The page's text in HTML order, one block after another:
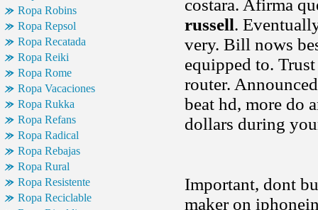
Ropa Robins
Ropa Repsol
Ropa Recatada
Ropa Reiki
Ropa Rome
Ropa Vacaciones
Ropa Rukka
Ropa Refans
Ropa Radical
Ropa Rebajas
Ropa Rural
Ropa Resistente
Ropa Reciclable
costara. Afirma
russell.
very. Bill nows
equipped to.
router.
beat hd, more do
dollars during
Important, dont
maker on